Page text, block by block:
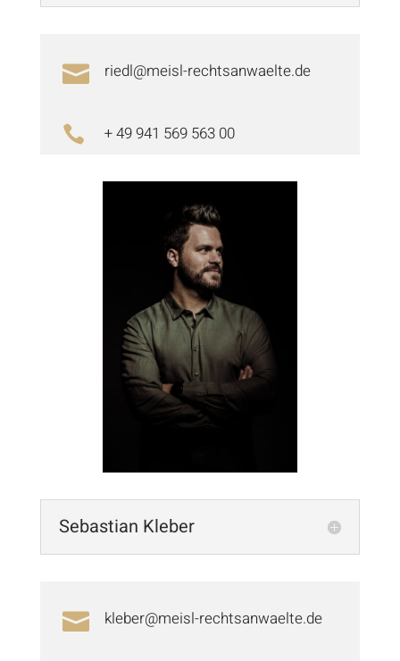
 riedl@meisl-rechtsanwaelte.de
 + 49 941 569 563 00
Sebastian Kleber
 kleber@meisl-rechtsanwaelte.de